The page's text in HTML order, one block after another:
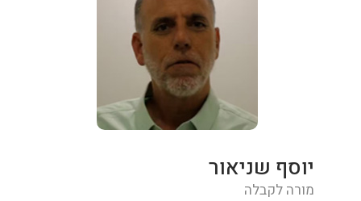
יוסף שניאור
מורה לקבלה